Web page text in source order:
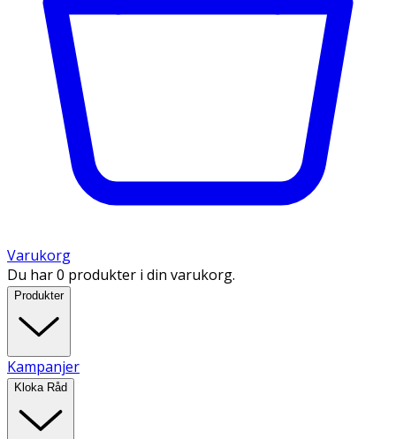
Varukorg
Du har 0 produkter i din varukorg.
Produkter
Kampanjer
Kloka Råd